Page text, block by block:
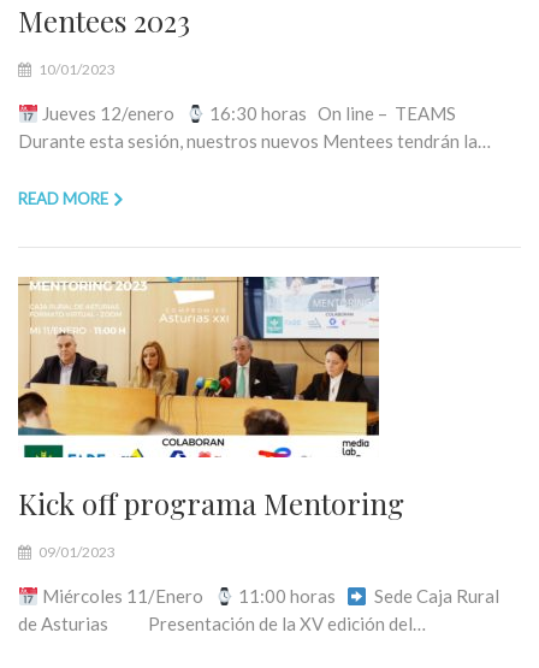
Mentees 2023
10/01/2023
Jueves 12/enero
16:30 horas On line – TEAMS
Durante esta sesión, nuestros nuevos Mentees tendrán la…
READ MORE
Kick off programa Mentoring
09/01/2023
Miércoles 11/Enero 11:00 horas
Sede Caja Rural
de Asturias Presentación de la XV edición del…